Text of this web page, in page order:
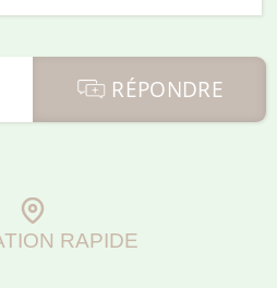
RÉPONDRE
RAPIDE